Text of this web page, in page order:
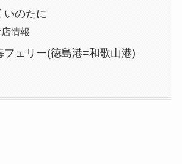
いのたに
情報
フェリー(徳島港=和歌山港)